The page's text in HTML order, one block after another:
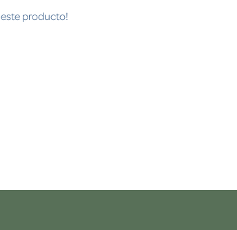
este producto!